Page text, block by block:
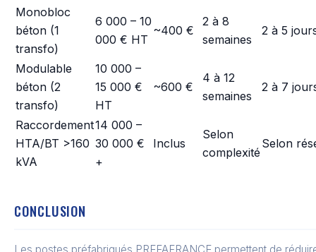
Monobloc
béton (1
transfo)
6 000 – 10
000 € HT
~400 €
2 à 8
semaines
2 à 5
Modulable
béton (2
transfo)
10 000 –
15 000 €
HT
~600 €
4 à 12
semaines
2 à 7
Raccordement
HTA/BT >160
kVA
14 000 –
30 000 €
+
Inclus
Selon
complexité
Selon
CONCLUSION
Les postes préfabriqués PREFAFRANCE permettent de